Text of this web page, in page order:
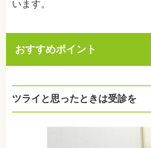
います。
おすすめポイント
ツライと思ったときは受診を